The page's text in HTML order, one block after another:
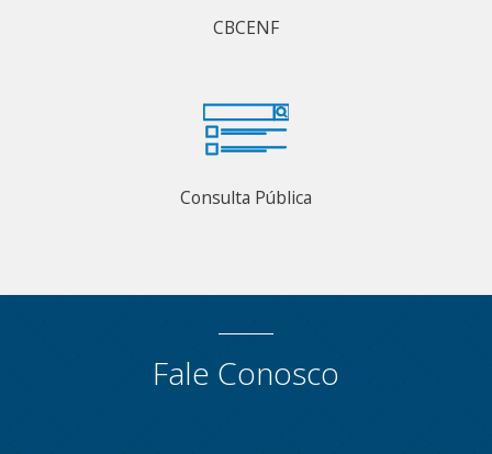
CBCENF
Consulta Pública
Fale Conosco